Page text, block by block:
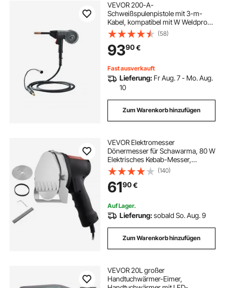
VEVOR 200-A-
Schweißspulenpistole mit 3-m-
Kabel, kompatibel mit W Weldpro
MlG200GDsv200- und MIG155GD-
Schweißgeräten, geeignet für
0,0762/0,0899cm
Flussmittelkern-/Massiv-/Aluminiu
m-Schweißdrähte
(58)
9390€
Fast ausverkauft
Lieferung: Fr Aug. 7 - Mo. Aug.
10
Zum Warenkorb hinzufügen
VEVOR Elektromesser
Dönermesser für Schawarma, 80 W
Elektrisches Kebab-Messer,
Kommerzieller Gyro-Schneider aus
Edelstahl mit 2 Klingen, Döner-
Fleischschneider, 10 cm
Klingendurchmesser
(140)
6190€
Auf Lager.
Lieferung:sobald So. Aug. 9
Zum Warenkorb hinzufügen
VEVOR 20L großer
Handtuchwärmer-Eimer,